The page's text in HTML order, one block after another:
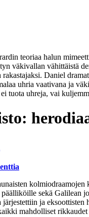
teoriaa halun
väkivallan vähittäistä
Daniel
uhria vaativana ja
tuota uhreja, vai
sekä Galilean
ja
mahdolliset